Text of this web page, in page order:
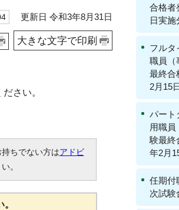
更新日 令和3年8月31日
大きな文字で印刷
さい。
ちでない方はアドビ
。
合格者
日実施
フルタ
職員（
最終合
2月15
パート
用職員
験最終
年2月
任期付
次試験